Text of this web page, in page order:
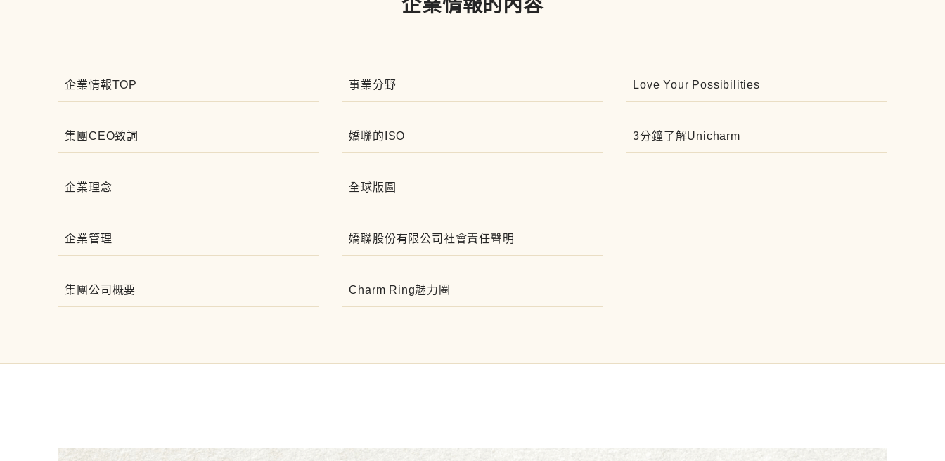
企業情報的內容
企業情報TOP
集團CEO致詞
企業理念
企業管理
集團公司概要
事業分野
嬌聯的ISO
全球版圖
嬌聯股份有限公司社會責任聲明
Charm Ring魅力圈
Love Your Possibilities
3分鐘了解Unicharm